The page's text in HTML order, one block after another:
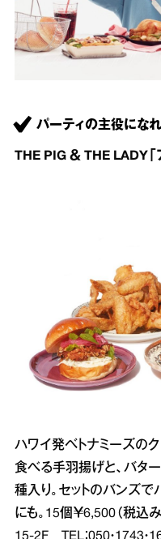
パーティの主役になれ
THE PIG ＆ THE LADY「
ハワイ発ベトナミーズのク
食べる手羽揚げと、バタ
種入り。セットのバンズ
にも。15個￥6,500（税
15‐2F TEL：050・1743・